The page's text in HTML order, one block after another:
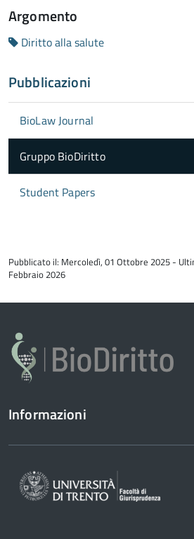
Argomento
Diritto alla salute
Pubblicazioni
BioLaw Journal
Gruppo BioDiritto
Student Papers
del
contenuto
Pubblicato il: Mercoledì, 01 Ottobre 2025 -
Febbraio 2026
Informazioni